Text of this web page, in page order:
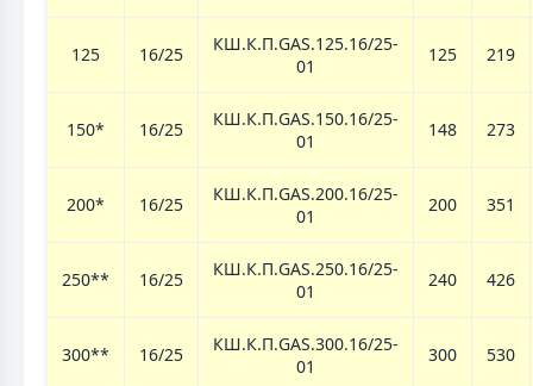
125 16/25
КШ.К.П.GAS.125.16/25-
01
125 219
150* 16/25
КШ.К.П.GAS.150.16/25-
01
148 273
200* 16/25
КШ.К.П.GAS.200.16/25-
01
200 351
250** 16/25
КШ.К.П.GAS.250.16/25-
01
240 426
300** 16/25
КШ.К.П.GAS.300.16/25-
01
300 530